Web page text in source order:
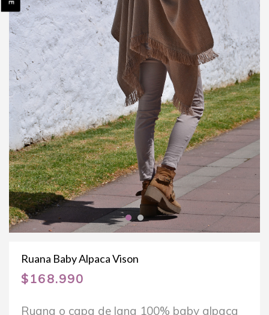
Ruana Baby Alpaca Vison
$168.990
Ruana o capa de lana 100% baby alpaca